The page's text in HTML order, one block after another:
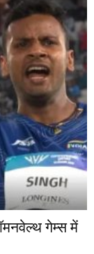
गेम्स में